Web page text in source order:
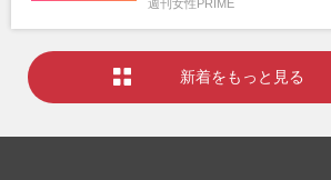
週刊女性PRIME
新着をもっと見る